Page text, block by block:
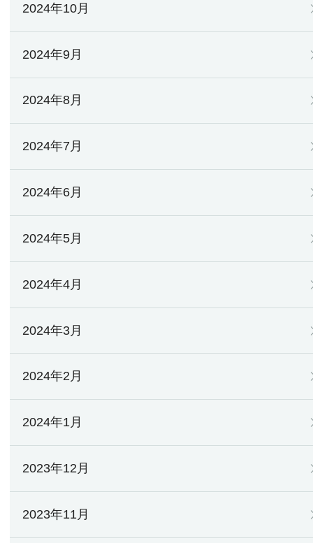
2024年10月
2024年9月
2024年8月
2024年7月
2024年6月
2024年5月
2024年4月
2024年3月
2024年2月
2024年1月
2023年12月
2023年11月